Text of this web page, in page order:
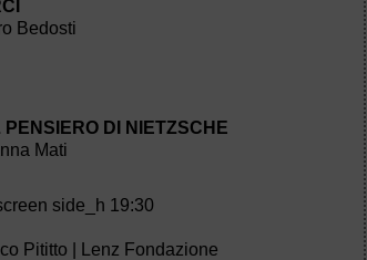
Bedosti
DI NIETZSCHE
Mati
side_h 19:30
Pititto | Lenz Fondazione